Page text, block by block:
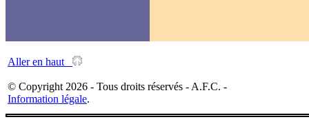
Aller en haut
© Copyright 2026 - Tous droits réservés - A.F.C. -
Information légale.